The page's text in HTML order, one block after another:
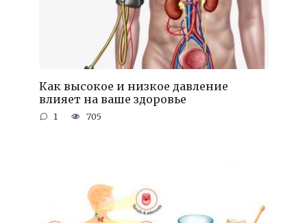
Как высокое и низкое давление
влияет на ваше здоровье
1 705